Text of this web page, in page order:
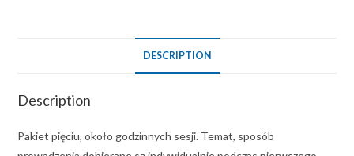
DESCRIPTION
Description
Pakiet pięciu, około godzinnych sesji. Temat, sposób